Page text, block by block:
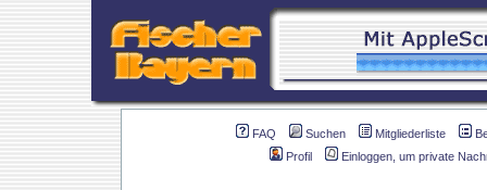
FAQ Suchen Mitgliederliste
Profil
Einloggen, um private